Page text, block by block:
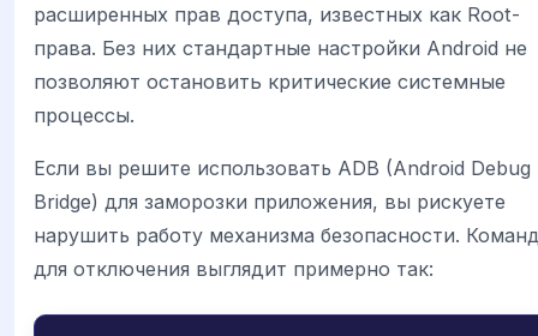
расширенных прав доступа, известных как Root-
права. Без них стандартные настройки Android не
позволяют остановить критические системные
процессы.
Если вы решите использовать ADB (Android Debug
Bridge) для заморозки приложения, вы рискуете
нарушить работу механизма безопасности.
для отключения выглядит примерно так: